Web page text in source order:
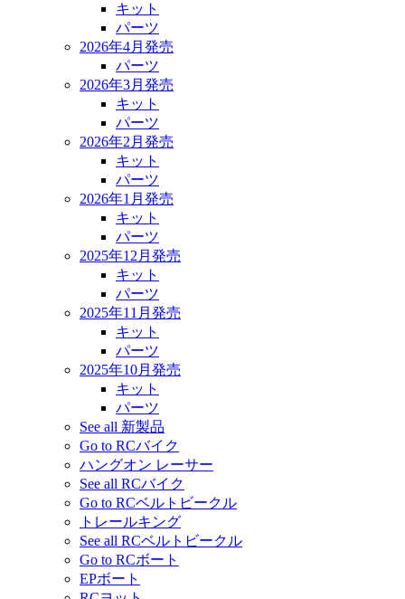
キット
パーツ
2026年4月発売
パーツ
2026年3月発売
キット
パーツ
2026年2月発売
キット
パーツ
2026年1月発売
キット
パーツ
2025年12月発売
キット
パーツ
2025年11月発売
キット
パーツ
2025年10月発売
キット
パーツ
See all 新製品
Go to RCバイク
ハングオン レーサー
See all RCバイク
Go to RCベルトビークル
トレールキング
See all RCベルトビークル
Go to RCボート
EPボート